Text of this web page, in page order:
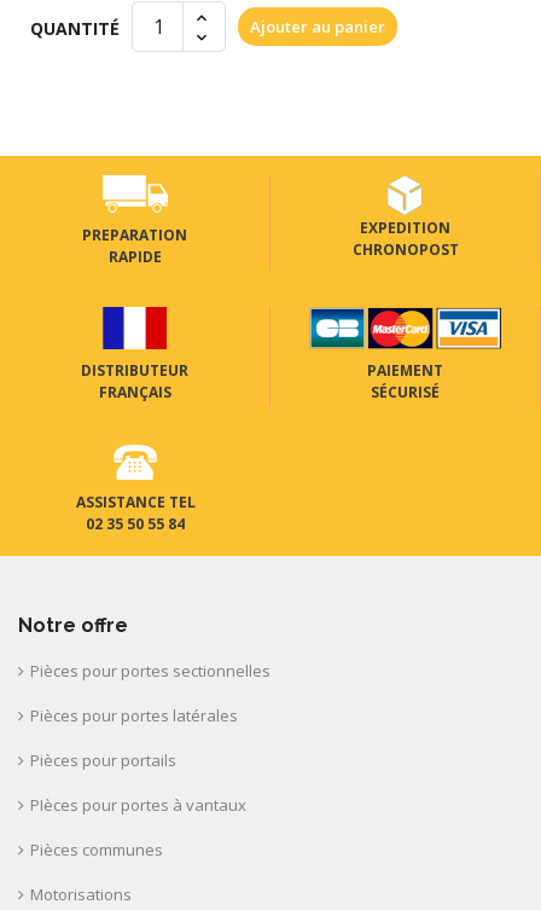
QUANTITÉ Ajouter au panier
PREPARATION
RAPIDE
EXPEDITION
CHRONOPOST
DISTRIBUTEUR
FRANÇAIS
PAIEMENT
SÉCURISÉ
ASSISTANCE TEL
02 35 50 55 84
Notre offre
Pièces pour portes sectionnelles
Pièces pour portes latérales
Pièces pour portails
PIèces pour portes à vantaux
Pièces communes
Motorisations